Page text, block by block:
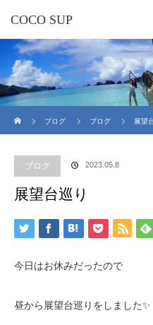
COCO SUP
ブログ
ブログ 展望
ブログ 2023.05.8
展望台巡り
今日はお休みだったので
昼から展望台巡りをしました✨